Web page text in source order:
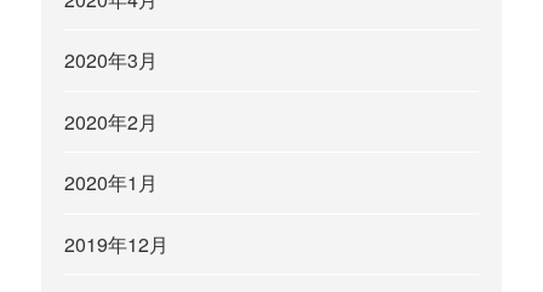
2020年3月
2020年2月
2020年1月
2019年12月